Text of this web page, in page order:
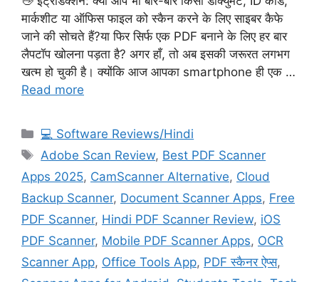
मार्कशीट या ऑफिस फाइल को स्कैन करने के लिए साइबर कैफे
जाने की सोचते हैं?या फिर सिर्फ एक PDF बनाने के लिए हर बार
लैपटॉप खोलना पड़ता है? अगर हाँ, तो अब इसकी जरूरत लगभग
खत्म हो चुकी है। क्योंकि आज आपका smartphone ही एक …
Read more
Categories
💻 Software Reviews/Hindi
Tags
Adobe Scan Review, Best PDF Scanner
Apps 2025, CamScanner Alternative, Cloud
Backup Scanner, Document Scanner Apps, Free
PDF Scanner, Hindi PDF Scanner Review, iOS
PDF Scanner, Mobile PDF Scanner Apps, OCR
Scanner App, Office Tools App, PDF स्कैनर ऐप्स,